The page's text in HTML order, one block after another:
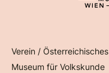
Verein / Österreichisches
Museum für Volkskunde